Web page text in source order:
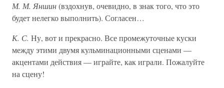
М. М. Яншин(вздохнув, очевидно, в знак того, что это
будет нелегко выполнить). Согласен…
К. С. Ну, вот и прекрасно. Все промежуточные куски
между этими двумя кульминационными сценами —
акцентами действия — играйте, как играли. Пожалуйте
на сцену!